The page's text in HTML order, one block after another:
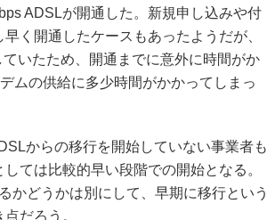
ADSLが開通した。新規申し込みや付
く開通したケースもあったようだが、
いたため、開通までに意外に時間がか
ムの供給に多少時間がかかってしまっ
からの移行を開始していない事業者も
ては比較的早い段階での開始となる。
かどうかは別にして、早期に移行という
だろう。